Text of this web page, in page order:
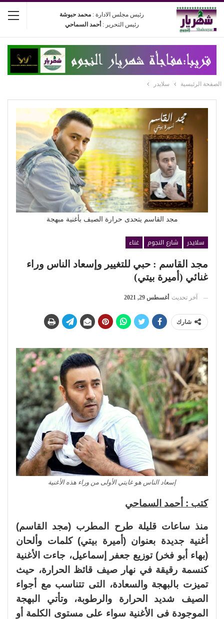
رئيس مجلس الادارة : محمد حبوشة
رئيس التحرير : أحمد السماحي
الصفحة الرئيسية سلايدر
مجد القاسم يتحدى حرارة الصيف بأغنية مبهجة
سلايدر شارع النجوم
غناء
مجد القاسم : حبي للتغيير وإسعاد الناس وراء
غنائي (أميرة بيتي)
آخر تحديث أغسطس 29, 2021
شارك
إسعاد الناس هو غايتي الأولى من وراء هذه الأغنية
كتب : أحمد السماحي
منذ ساعات قليلة طرح المطرب (مجد القاسم)
أغنية جديدة بعنوان (أميرة بيتي) كلمات وألحان
(بهاء أبو فخر) توزيع جعفر إسماعيل، جاءت الأغنية
كنسمة رقيقة في نهار صيف قائظ الحرارة، حيث
تميزت بالبهجة والسعادة، التى تتناسب مع أجواء
الصيف شديد الحرارة والرطوبة، وتأتي البهجة
الموجودة فى الأغنية سواء على مستوى الكلمة أو